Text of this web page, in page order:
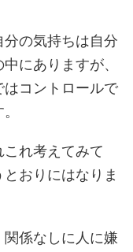
の気持ちは自分
にありますが、
コントロールで
れ考えてみて
おりにはなりま
係なしに人に嫌